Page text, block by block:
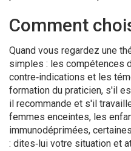
Comment
Quand vous regardez une
simples : les compétences
contre‑indications et les
formation du praticien, s'il
il recommande et s'il
femmes enceintes, les
immunodéprimées,
: dites‑lui votre situation et